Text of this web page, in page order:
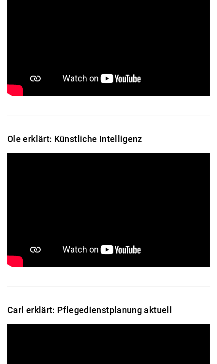
Ole erklärt: Künstliche Intelligenz
Carl erklärt: Pflegedienstplanung aktuell